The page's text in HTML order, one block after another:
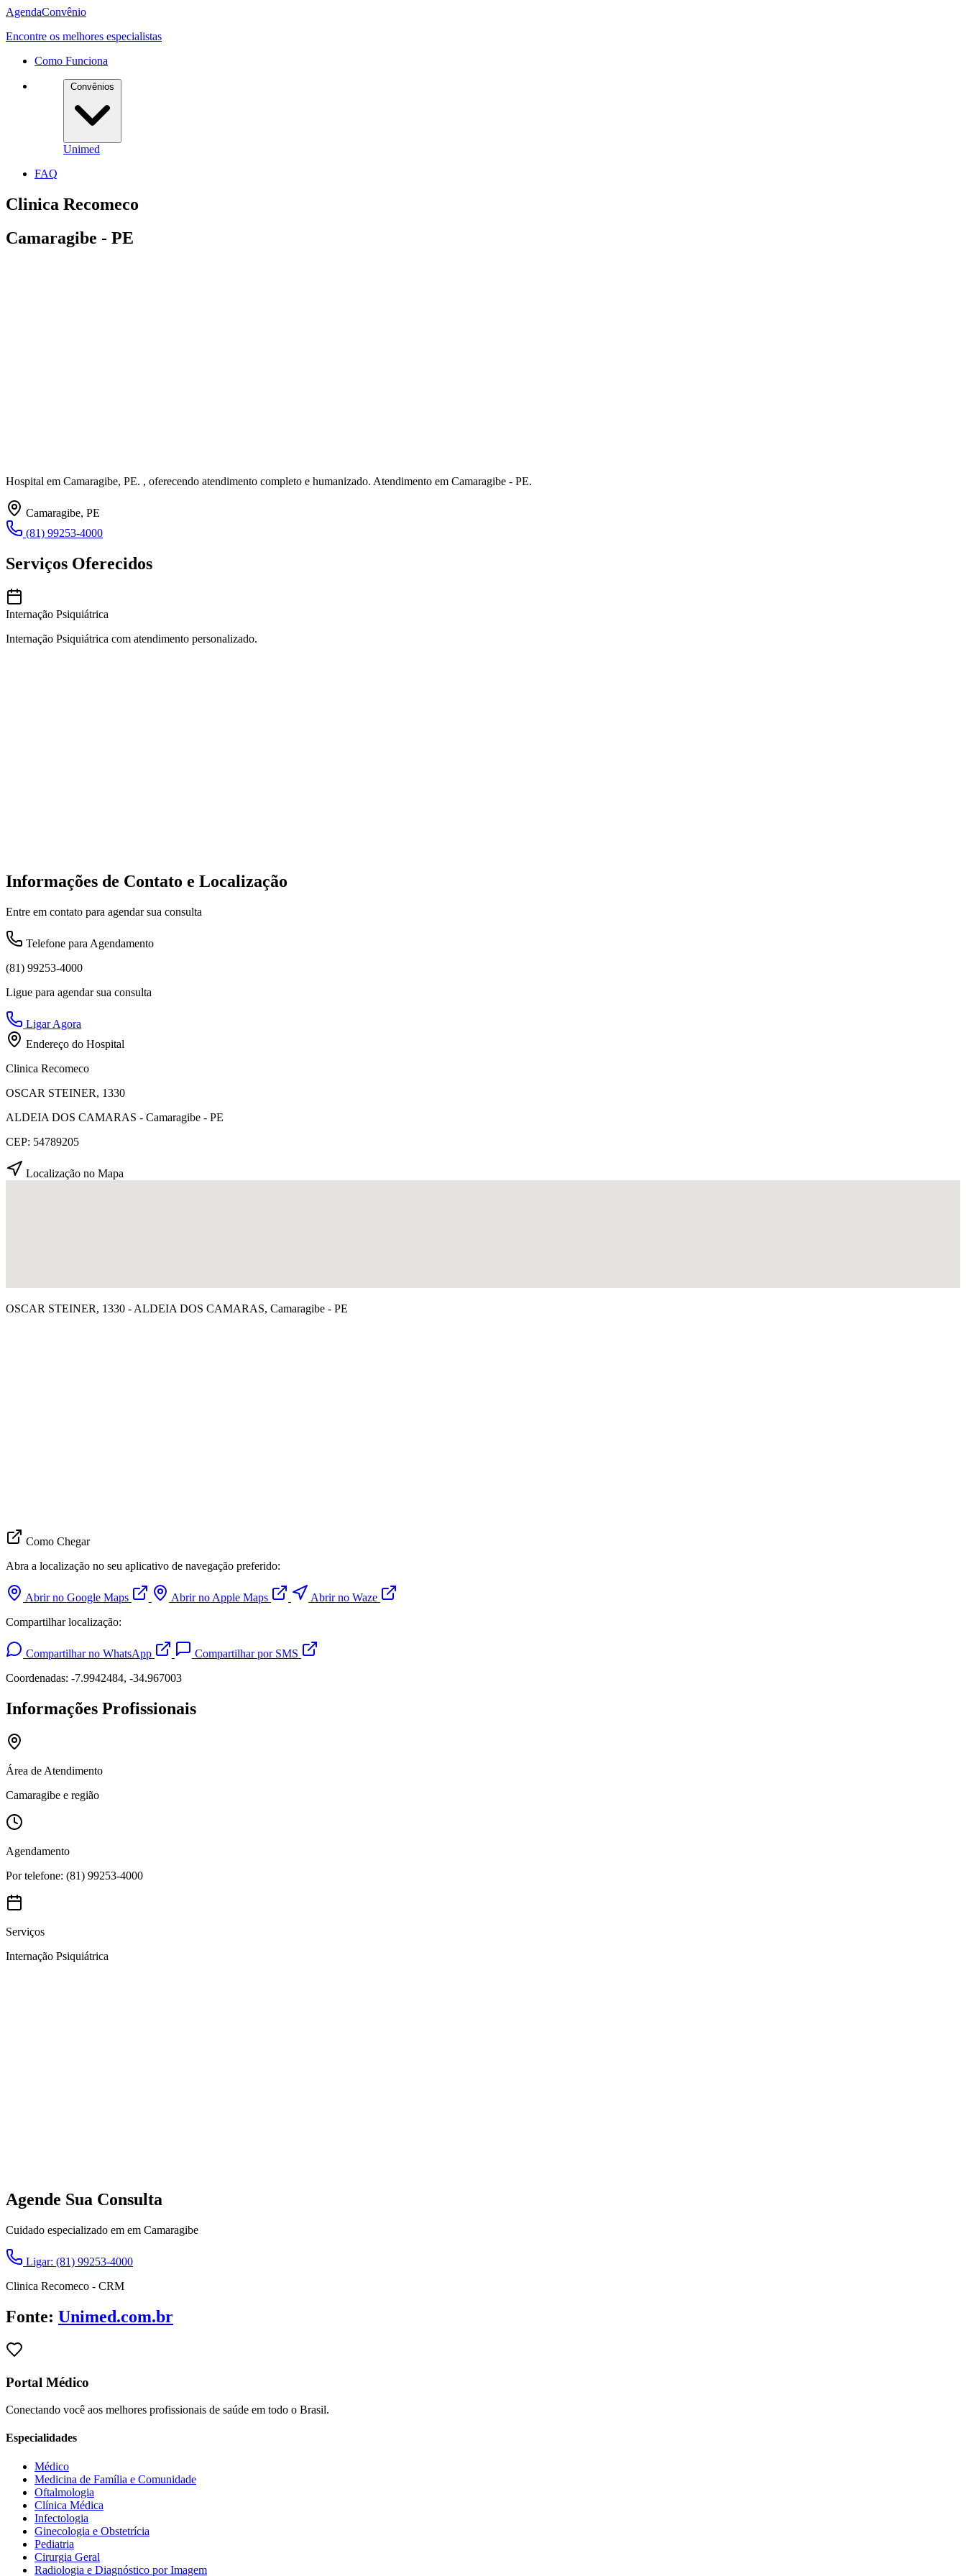
AgendaConvênio
Encontre os melhores especialistas
Como Funciona
Convênios
Unimed
FAQ
Clinica Recomeco
Camaragibe - PE
Hospital em Camaragibe, PE. , oferecendo atendimento completo e humanizado. Atendimento em Camaragibe - PE.
Camaragibe, PE
(81) 99253-4000
Serviços Oferecidos
Internação Psiquiátrica
Internação Psiquiátrica com atendimento personalizado.
Informações de Contato e Localização
Entre em contato para agendar sua consulta
Telefone para Agendamento
(81) 99253-4000
Ligue para agendar sua consulta
Ligar Agora
Endereço do Hospital
Clinica Recomeco
OSCAR STEINER, 1330
ALDEIA DOS CAMARAS - Camaragibe - PE
CEP: 54789205
Localização no Mapa
OSCAR STEINER, 1330 - ALDEIA DOS CAMARAS, Camaragibe - PE
Como Chegar
Abra a localização no seu aplicativo de navegação preferido:
Abrir no Google Maps Abrir no Apple Maps
Abrir no Waze
Compartilhar localização:
Compartilhar no WhatsApp
Compartilhar por SMS
Coordenadas: -7.9942484, -34.967003
Informações Profissionais
Área de Atendimento
Camaragibe e região
Agendamento
Por telefone: (81) 99253-4000
Serviços
Internação Psiquiátrica
Agende Sua Consulta
Cuidado especializado em em Camaragibe
Ligar: (81) 99253-4000
Clinica Recomeco - CRM
Fonte: Unimed.com.br
Portal Médico
Conectando você aos melhores profissionais de saúde em todo o Brasil.
Especialidades
Médico
Medicina de Família e Comunidade
Oftalmologia
Clínica Médica
Infectologia
Ginecologia e Obstetrícia
Pediatria
Cirurgia Geral
Radiologia e Diagnóstico por Imagem